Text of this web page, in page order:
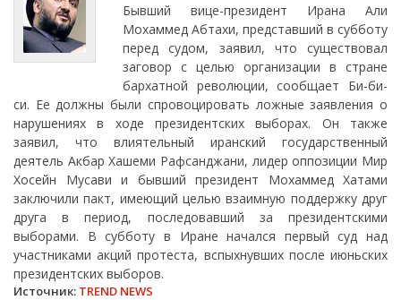
Бывший вице-президент Ирана Али
Мохаммед Абтахи, представший в субботу
перед судом, заявил, что существовал
заговор с целью организации в стране
бархатной революции, сообщает Би-би-
си. Ее должны были спровоцировать ложные заявления о
нарушениях в ходе президентских выборах. Он также
заявил, что влиятельный иранский государственный
деятель Акбар Хашеми Рафсанджани, лидер оппозиции Мир
Хосейн Мусави и бывший президент Мохаммед Хатами
заключили пакт, имеющий целью взаимную поддержку друг
друга в период, последовавший за президентскими
выборами. В субботу в Иране начался первый суд над
участниками акций протеста, вспыхнувших после июньских
президентских выборов.
Источник: TREND NEWS